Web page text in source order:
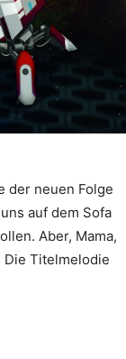
der neuen Folge
auf dem Sofa
Aber, Mama,
Die Titelmelodie